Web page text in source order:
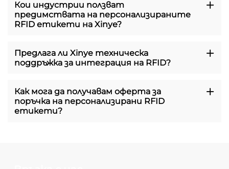
Кои индустрии ползват
предимствата на персонализираните
RFID етикети на Xinye?
Предлага ли Xinye техническа
поддръжка за интеграция на RFID?
Как мога да получавам оферта за
поръчка на персонализирани RFID
етикети?